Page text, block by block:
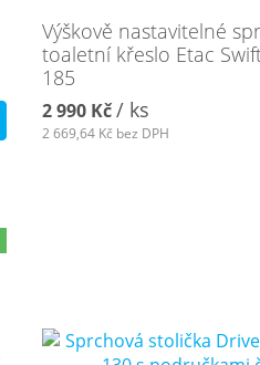
Výškově nastavitelné
toaletní křeslo Etac
185
2 990 Kč/ ks
2 669,64 Kč bez DPH